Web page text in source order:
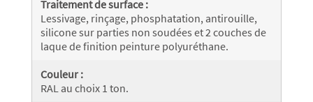
Traitement de surface :
Lessivage, rinçage, phosphatation, antirouille,
silicone sur parties non soudées et 2 couches de
laque de finition peinture polyuréthane.
Couleur :
RAL au choix 1 ton.